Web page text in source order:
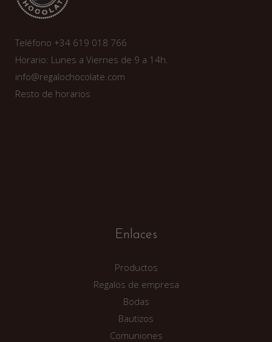
Teléfono +34 619 018 766
Horario: Lunes a Viernes de 9 a 14h.
info@regalochocolate.com
Resto de horarios
Enlaces
Productos
Regalos de empresa
Bodas
Bautizos
Comuniones